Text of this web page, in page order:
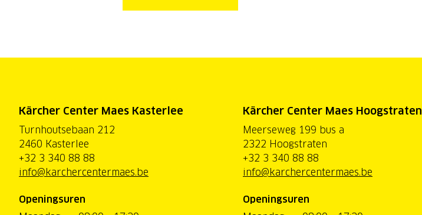
Kärcher Center Maes Kasterlee
Turnhoutsebaan 212
2460 Kasterlee
+32 3 340 88 88
info@karchercentermaes.be
Openingsuren
Kärcher Center Maes Hoogstraten
Meerseweg 199 bus a
2322 Hoogstraten
+32 3 340 88 88
info@karchercentermaes.be
Openingsuren